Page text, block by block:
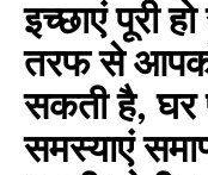
इच्छाएं पूरी
तरफ से आपको
सकती है, घर
समस्याएं